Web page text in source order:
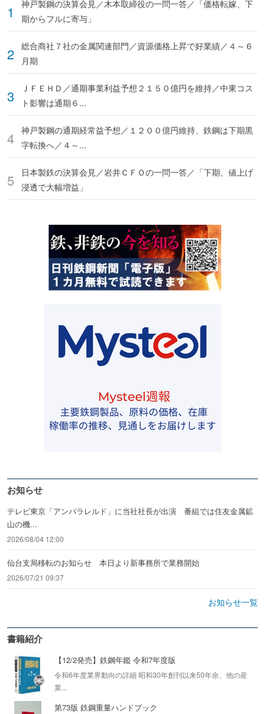
神戸製鋼の決算会見／木本取締役の一問一答／「価格転嫁、下
期からフルに寄与」
総合商社７社の金属関連部門／資源価格上昇で好業績／４～６
月期
ＪＦＥＨＤ／通期事業利益予想２１５０億円を維持／中東コス
ト影響は通期６...
神戸製鋼の通期経常益予想／１２００億円維持、鉄鋼は下期黒
字転換へ／４～...
日本製鉄の決算会見／岩井ＣＦＯの一問一答／「下期、値上げ
浸透で大幅増益」
お知らせ
テレビ東京「アンパラレルド」に当社社長が出演 番組では住友金属鉱
山の機...
2026/08/04 12:00
仙台支局移転のお知らせ 本日より新事務所で業務開始
2026/07/21 09:37
お知らせ一覧
書籍紹介
【12/2発売】鉄鋼年鑑 令和7年度版
令和6年度業界動向の詳細 昭和30年創刊以来50年余、他の産
業...
第73版 鉄鋼重量ハンドブック